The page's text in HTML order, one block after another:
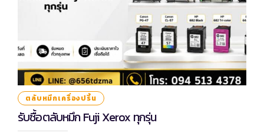
ตลับหมึกเครื่องปริ้น
รับซื้อตลับหมึก Fuji Xerox ทุกรุ่น